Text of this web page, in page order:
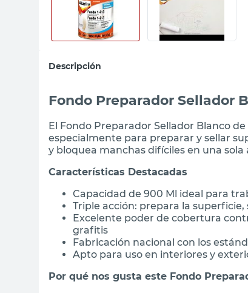
Descripción
Fondo Preparador Sellador
El Fondo Preparador Sellador Blanco
especialmente para preparar y sellar
y bloquea manchas difíciles en una sola
Características Destacadas
Capacidad de 900 Ml ideal para
Triple acción: prepara la
Excelente poder de cobertura
grafitis
Fabricación nacional con los
Apto para uso en interiores y
Por qué nos gusta este Fondo